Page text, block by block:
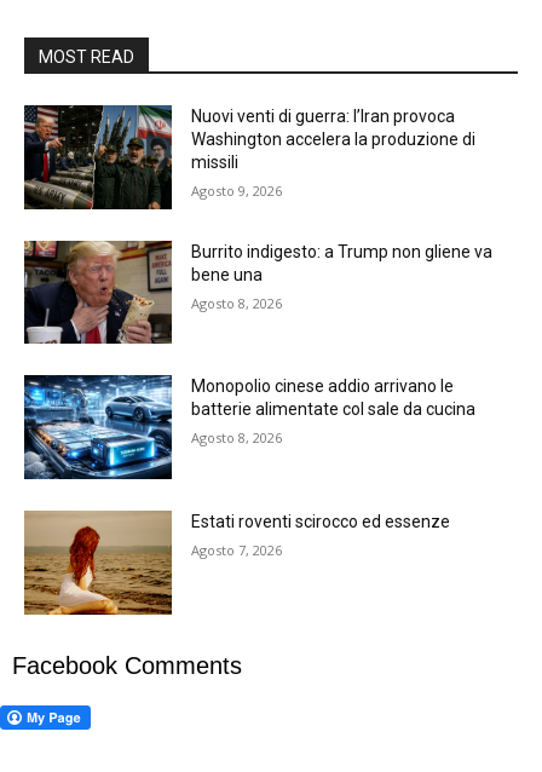
MOST READ
Nuovi venti di guerra: l’Iran provoca
Washington accelera la produzione di
missili
Agosto 9, 2026
Burrito indigesto: a Trump non gliene va
bene una
Agosto 8, 2026
Monopolio cinese addio arrivano le
batterie alimentate col sale da cucina
Agosto 8, 2026
Estati roventi scirocco ed essenze
Agosto 7, 2026
Facebook Comments